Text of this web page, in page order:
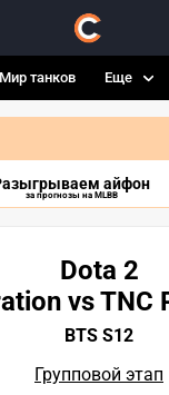
Мир танков Еще
айфон
за прогнозы на MLBB
Dota 2
vs TNC
BTS S12
Групповой этап